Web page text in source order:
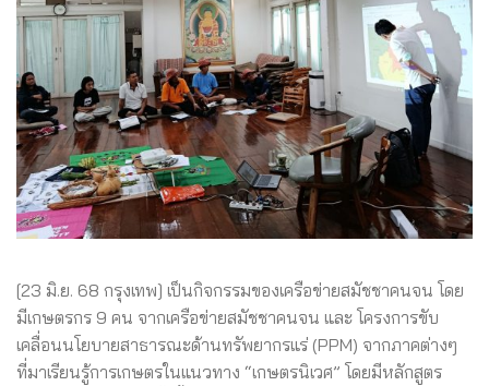
[23 มิ.ย. 68 กรุงเทพ] เป็นกิจกรรมของเครือข่ายสมัชชาคนจน โดย
มีเกษตรกร 9 คน จากเครือข่ายสมัชชาคนจน และ โครงการขับ
เคลื่อนนโยบายสาธารณะด้านทรัพยากรแร่ (PPM) จากภาคต่างๆ
ที่มาเรียนรู้การเกษตรในแนวทาง “เกษตรนิเวศ” โดยมีหลักสูตร